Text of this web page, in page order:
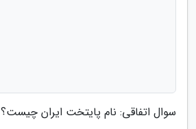
سوال اتفاقی: نام پایتخت ایران چیست؟